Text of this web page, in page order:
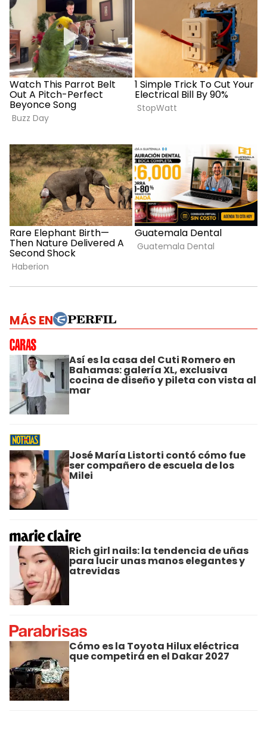
MÁS EN
Así es la casa del Cuti Romero en
Bahamas: galería XL, exclusiva
cocina de diseño y pileta con vista al
mar
José María Listorti contó cómo fue
ser compañero de escuela de los
Milei
Rich girl nails: la tendencia de uñas
para lucir unas manos elegantes y
atrevidas
Cómo es la Toyota Hilux eléctrica
que competirá en el Dakar 2027